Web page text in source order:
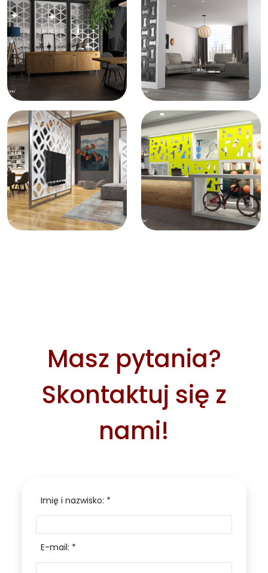
Masz pytania?
Skontaktuj się z
nami!
Imię i nazwisko: *
E-mail: *